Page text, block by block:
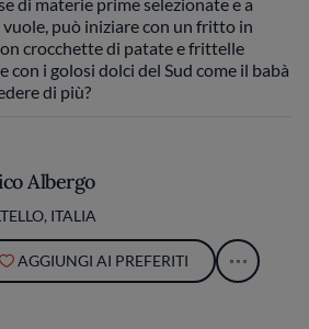
può iniziare con un fritto in
crocchette di patate e frittelle
con i golosi dolci del Sud come il babà
di più?
Albergo
ITALIA
AGGIUNGI AI PREFERITI